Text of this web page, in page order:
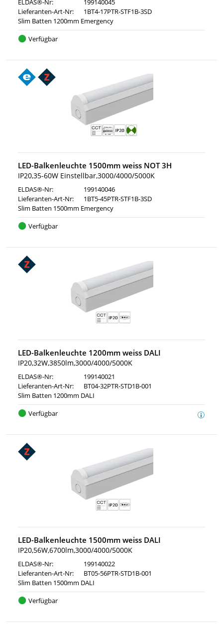
ELDAS®-Nr:
199140045
Lieferanten-Art-Nr:
1BT4-17PTR-STF1B-3SD
Slim Batten 1200mm Emergency
Verfügbar
LED-Balkenleuchte 1500mm weiss NOT 3H
IP20,35-60W Einstellbar,3000/4000/5000K
ELDAS®-Nr:
199140046
Lieferanten-Art-Nr:
1BT5-45PTR-STF1B-3SD
Slim Batten 1500mm Emergency
Verfügbar
LED-Balkenleuchte 1200mm weiss DALI
IP20,32W,3850lm,3000/4000/5000K
ELDAS®-Nr:
199140021
Lieferanten-Art-Nr:
BT04-32PTR-STD1B-001
Slim Batten 1200mm DALI
Verfügbar
LED-Balkenleuchte 1500mm weiss DALI
IP20,56W,6700lm,3000/4000/5000K
ELDAS®-Nr:
199140022
Lieferanten-Art-Nr:
BT05-56PTR-STD1B-001
Slim Batten 1500mm DALI
Verfügbar